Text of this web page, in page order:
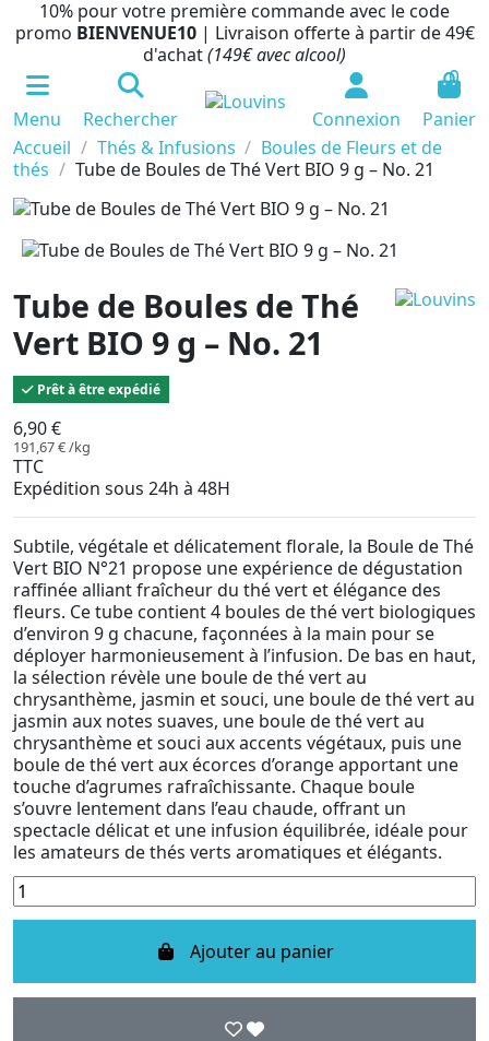
10% pour votre première commande avec le code
promo BIENVENUE10 | Livraison offerte à partir de 49€
d'achat(149€ avec alcool)
Menu Rechercher Connexion
0
Panier
Accueil
Thés & Infusions
Boules de Fleurs et de
thés
Tube de Boules de Thé Vert BIO 9 g – No. 21
Tube de Boules de Thé
Vert BIO 9 g – No. 21
Prêt à être expédié
6,90 €
191,67 € /kg
TTC
Expédition sous 24h à 48H
Subtile, végétale et délicatement florale, la Boule de Thé
Vert BIO N°21 propose une expérience de dégustation
raffinée alliant fraîcheur du thé vert et élégance des
fleurs. Ce tube contient 4 boules de thé vert biologiques
d’environ 9 g chacune, façonnées à la main pour se
déployer harmonieusement à l’infusion. De bas en haut,
la sélection révèle une boule de thé vert au
chrysanthème, jasmin et souci, une boule de thé vert au
jasmin aux notes suaves, une boule de thé vert au
chrysanthème et souci aux accents végétaux, puis une
boule de thé vert aux écorces d’orange apportant une
touche d’agrumes rafraîchissante. Chaque boule
s’ouvre lentement dans l’eau chaude, offrant un
spectacle délicat et une infusion équilibrée, idéale pour
les amateurs de thés verts aromatiques et élégants.
Ajouter au panier